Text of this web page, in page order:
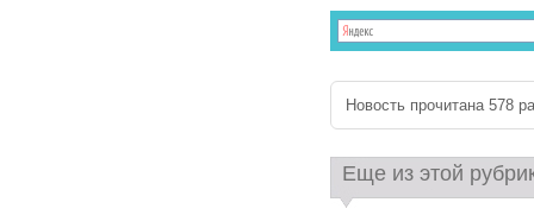
Новость прочитана 578
Еще из этой